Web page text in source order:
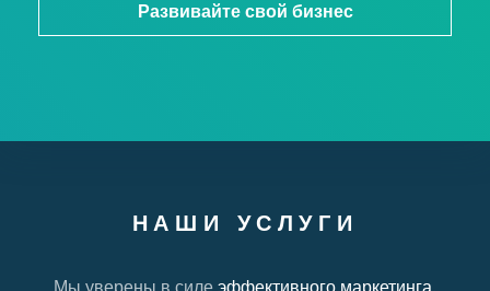
Развивайте свой бизнес
НАШИ УСЛУГИ
Мы уверены в силе эффективного маркетинга,